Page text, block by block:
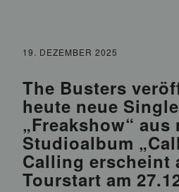
19. DEZEMBER 2025
The Busters
heute neue Single
„Freakshow“ aus
Studioalbum
Calling erscheint
Tourstart am